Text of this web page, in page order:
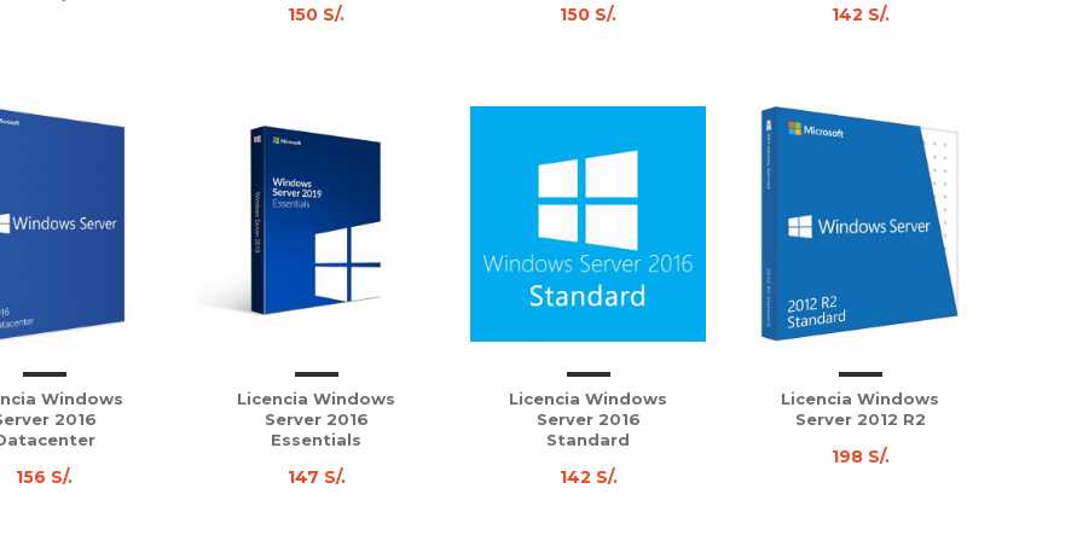
150 S/.
150 S/. 142 S/.
Windows
2016
156 S/.
Licencia Windows
Server 2016
Essentials
147 S/.
Licencia Windows
Server 2016
Standard
142 S/.
Licencia Windows
Server 2012 R2
198 S/.